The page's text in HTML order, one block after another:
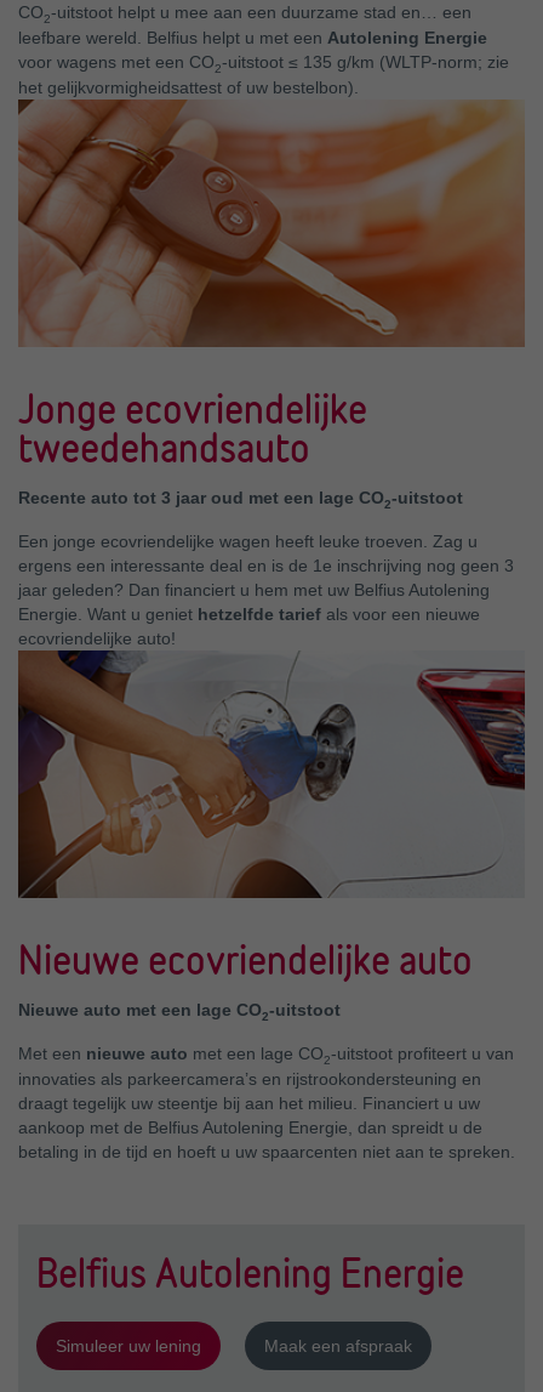
CO2-uitstoot helpt u mee aan een duurzame stad en… een
leefbare wereld. Belfius helpt u met een Autolening Energie
voor wagens met een CO2-uitstoot ≤ 135 g/km (WLTP-norm; zie
het gelijkvormigheidsattest of uw bestelbon).
Jonge ecovriendelijke
tweedehandsauto
Recente auto tot 3 jaar oud met een lage CO2-uitstoot
Een jonge ecovriendelijke wagen heeft leuke troeven. Zag u
ergens een interessante deal en is de 1e inschrijving nog geen 3
jaar geleden? Dan financiert u hem met uw Belfius Autolening
Energie. Want u geniet hetzelfde tarief als voor een nieuwe
ecovriendelijke auto!
Nieuwe ecovriendelijke auto
Nieuwe auto met een lage CO2-uitstoot
Met een nieuwe auto met een lage CO2-uitstoot profiteert u van
innovaties als parkeercamera’s en rijstrookondersteuning en
draagt tegelijk uw steentje bij aan het milieu. Financiert u uw
aankoop met de Belfius Autolening Energie, dan spreidt u de
betaling in de tijd en hoeft u uw spaarcenten niet aan te spreken.
Belfius Autolening Energie
Simuleer uw lening Maak een afspraak